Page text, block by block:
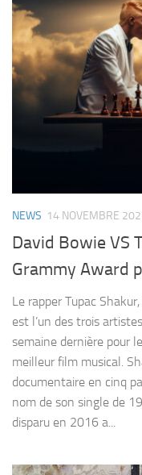
NEWS 14 NOVEMBRE
David Bowie VS
Grammy Award
Le rapper Tupac
est l’un des trois
semaine dernière pour
meilleur film musical.
documentaire en cinq
nom de son single de
disparu en 2016 a...